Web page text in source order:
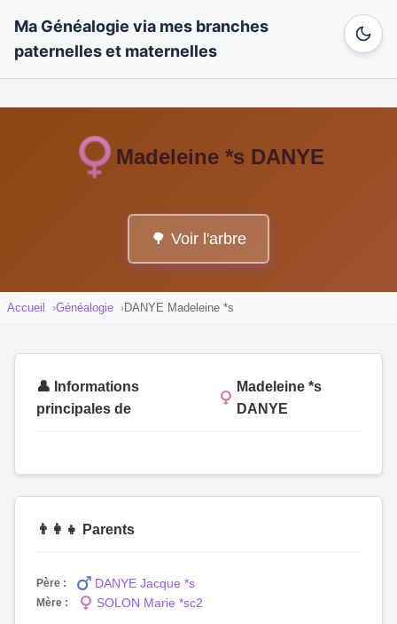
Ma Généalogie via mes branches
paternelles et maternelles
Madeleine *s DANYE
🌳 Voir l'arbre
Accueil Généalogie DANYE Madeleine *s
👤 Informations
principales de
Madeleine *s
DANYE
👨‍👩‍👧 Parents
Père : DANYE Jacque *s
Mère : SOLON Marie *sc2